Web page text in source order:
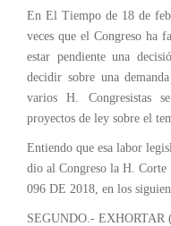
En El Tiempo de 18 de
veces que el Congreso ha
estar pendiente una
decidir sobre una
varios H. Congresistas
proyectos de ley sobre el
Entiendo que esa labor
dio al Congreso la H. Corte
096 DE 2018, en los
SEGUNDO.- EXHORTAR